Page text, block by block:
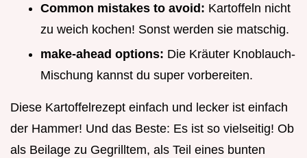
Common mistakes to avoid: Kartoffeln nicht
zu weich kochen! Sonst werden sie matschig.
make-ahead options: Die Kräuter Knoblauch-
Mischung kannst du super vorbereiten.
Diese Kartoffelrezept einfach und lecker ist einfach
der Hammer! Und das Beste: Es ist so vielseitig! Ob
als Beilage zu Gegrilltem, als Teil eines bunten